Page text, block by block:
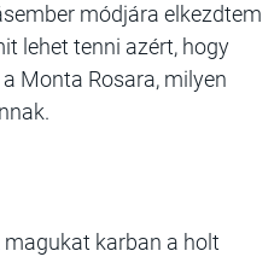
módjára elkezdtem
lehet tenni azért, hogy
Monta Rosara, milyen
magukat karban a holt